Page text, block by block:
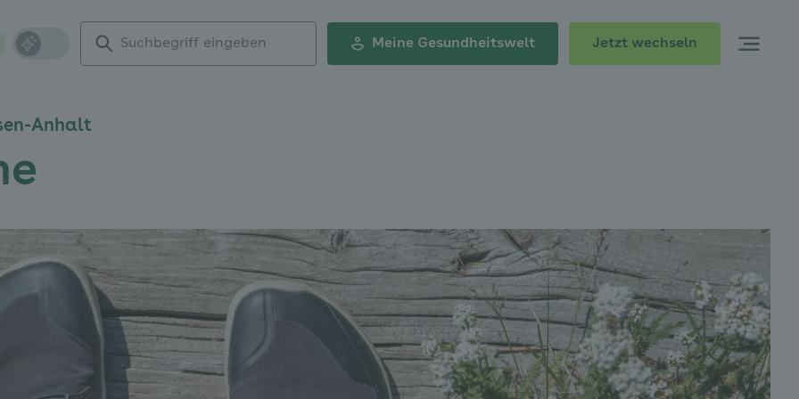
Suchbegriff
Meine Gesundheitswelt Jetzt wechseln
Anhalt